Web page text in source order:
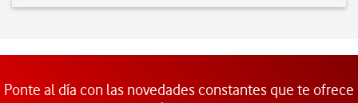
Ponte al día con las novedades constantes que te ofrece